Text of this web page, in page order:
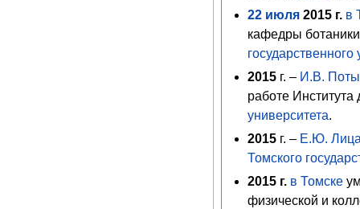
22 июля 2015 г. в
кафедры
государственного
2015 г. – И.В.
работе
университета.
2015 г. – Е.Ю.
Томского
2015 г. в Томске
физической и